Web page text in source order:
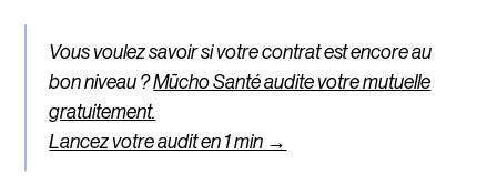
Vous voulez savoir si votre contrat est encore au
bon niveau ?Mūcho Santé audite votre mutuelle
gratuitement.
Lancez votre audit en 1 min →